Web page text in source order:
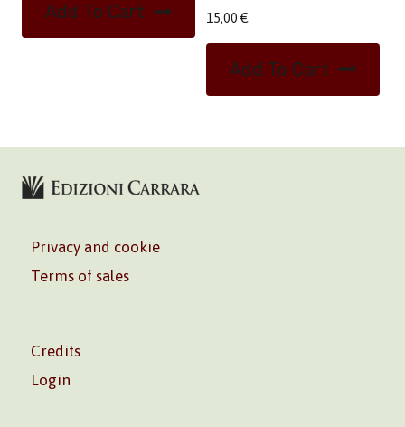
Add To Cart 15,00 €
Add To Cart
Privacy and cookie
Terms of sales
Credits
Login